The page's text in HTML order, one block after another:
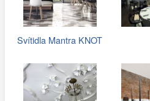
Svítidla Mantra KNOT